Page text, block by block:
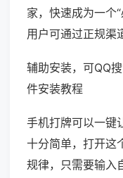
家，快速成为一个
用户可通过正规渠
辅助安装，可QQ
件安装教程
手机打牌可以一键
十分简单，打开这
规律，只需要输入